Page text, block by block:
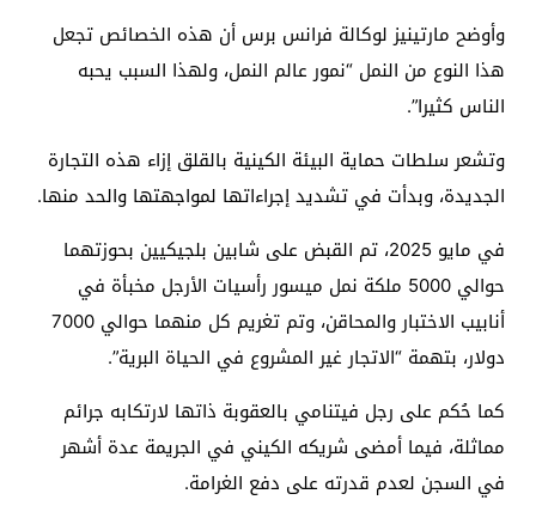
وأوضح مارتينيز لوكالة فرانس برس أن هذه الخصائص تجعل
هذا النوع من النمل “نمور عالم النمل، ولهذا السبب يحبه
الناس كثيرا”.
وتشعر سلطات حماية البيئة الكينية بالقلق إزاء هذه التجارة
الجديدة، وبدأت في تشديد إجراءاتها لمواجهتها والحد منها.
في مايو 2025، تم القبض على شابين بلجيكيين بحوزتهما
حوالي 5000 ملكة نمل ميسور رأسيات الأرجل مخبأة في
أنابيب الاختبار والمحاقن، وتم تغريم كل منهما حوالي 7000
دولار، بتهمة “الاتجار غير المشروع في الحياة البرية”.
كما حُكم على رجل فيتنامي بالعقوبة ذاتها لارتكابه جرائم
مماثلة، فيما أمضى شريكه الكيني في الجريمة عدة أشهر
في السجن لعدم قدرته على دفع الغرامة.